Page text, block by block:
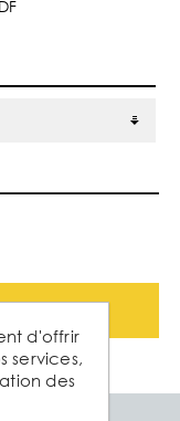
d'offrir
services,
des